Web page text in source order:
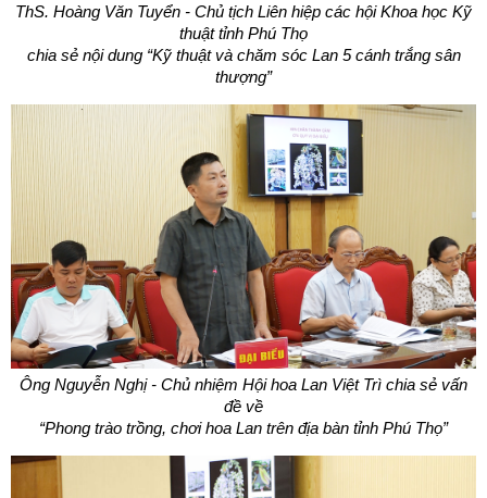
ThS. Hoàng Văn Tuyển - Chủ tịch Liên hiệp các hội Khoa học Kỹ
thuật tỉnh Phú Thọ
chia sẻ nội dung “Kỹ thuật và chăm sóc Lan 5 cánh trắng sân
thượng”
Ông Nguyễn Nghị - Chủ nhiệm Hội hoa Lan Việt Trì chia sẻ vấn
đề về
“Phong trào trồng, chơi hoa Lan trên địa bàn tỉnh Phú Thọ”